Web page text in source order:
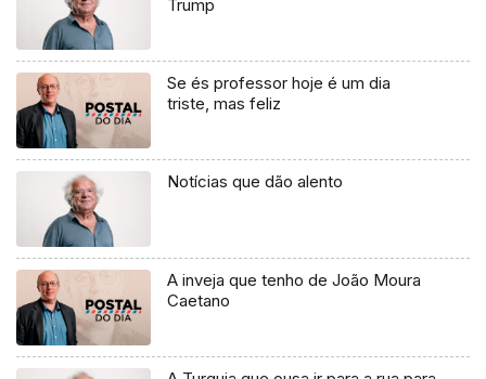
Trump
Se és professor hoje é um dia
triste, mas feliz
Notícias que dão alento
A inveja que tenho de João Moura
Caetano